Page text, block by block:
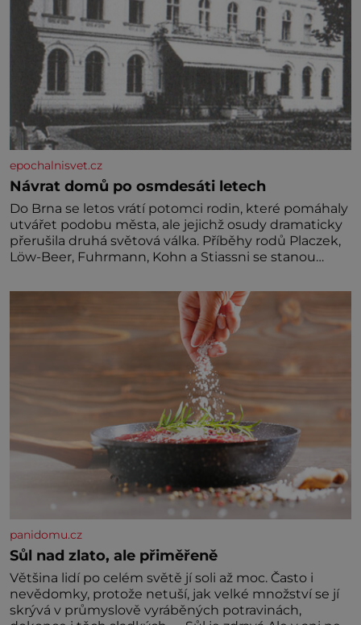
epochalnisvet.cz
Návrat domů po osmdesáti letech
Do Brna se letos vrátí potomci rodin, které pomáhaly
utvářet podobu města, ale jejichž osudy dramaticky
přerušila druhá světová válka. Příběhy rodů Placzek,
Löw-Beer, Fuhrmann, Kohn a Stiassni se stanou
židovské kultury ŠTETL FEST 2026. Některé návraty
nejsou jednoduché. Místa, která si člověk pamatuje z
rodinných vyprávění, už dávno
panidomu.cz
Sůl nad zlato, ale přiměřeně
Většina lidí po celém světě jí soli až moc. Často i
nevědomky, protože netuší, jak velké množství se jí
skrývá v průmyslově vyráběných potravinách,